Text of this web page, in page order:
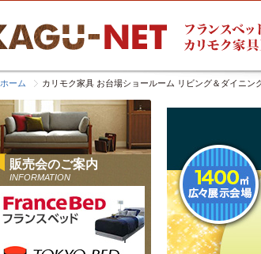
ホーム カリモク家具 お台場ショールーム リビング＆ダイニ
販売会のご案内
INFORMATION